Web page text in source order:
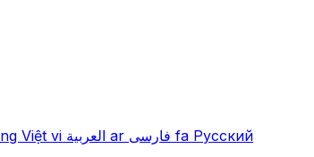
Việt vi العربية ar فارسی fa Русский